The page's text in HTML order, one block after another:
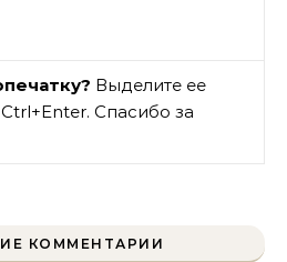
Выделите ее
Спасибо за
КОММЕНТАРИИ